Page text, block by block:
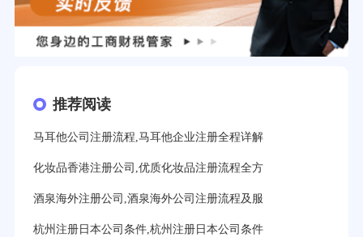
推荐阅读
马耳他公司注册流程,马耳他企业注册全程详解
化妆品香港注册公司,优质化妆品注册流程全方
酒泉海外注册公司,酒泉海外公司注册流程及服
杭州注册日本公司条件,杭州注册日本公司条件